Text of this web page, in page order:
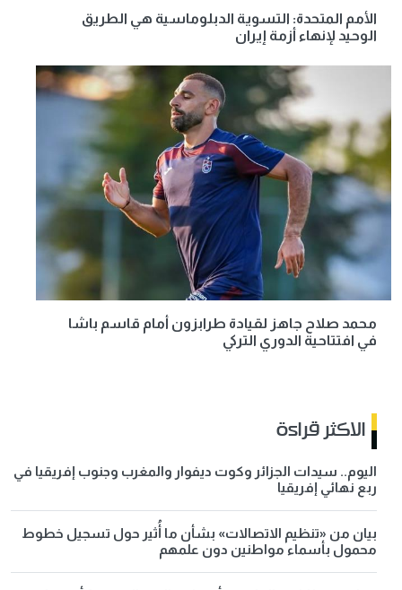
الأمم المتحدة: التسوية الدبلوماسية هي الطريق
الوحيد لإنهاء أزمة إيران
محمد صلاح جاهز لقيادة طرابزون أمام قاسم باشا
في افتتاحية الدوري التركي
الاكثر قراءة
اليوم.. سيدات الجزائر وكوت ديفوار والمغرب وجنوب إفريقيا في
ربع نهائي إفريقيا
بيان من «تنظيم الاتصالات» بشأن ما أُثير حول تسجيل خطوط
محمول بأسماء مواطنين دون علمهم